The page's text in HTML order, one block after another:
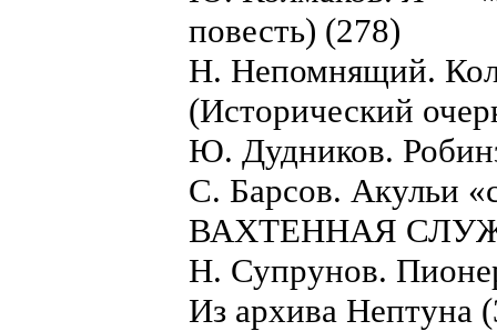
повесть) (278)
Н. Непомнящий.
(Исторический
Ю. Дудников.
С. Барсов. Акульи
ВАХТЕННАЯ
Н. Супрунов.
Из архива Нептуна